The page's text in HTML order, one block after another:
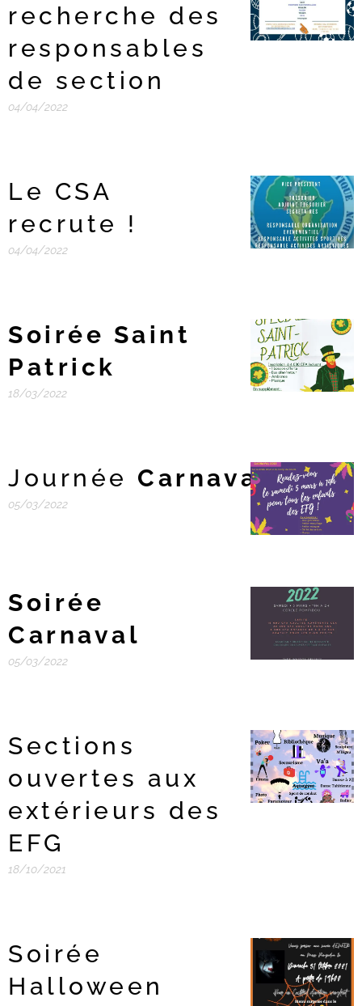
recherche des
responsables
de section
04/04/2022
Le CSA
recrute !
04/04/2022
Soirée Saint
Patrick
18/03/2022
Journée Carnaval
05/03/2022
Soirée
Carnaval
05/03/2022
Sections
ouvertes aux
extérieurs des
EFG
18/10/2021
Soirée
Halloween